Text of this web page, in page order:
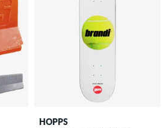
HOPPS